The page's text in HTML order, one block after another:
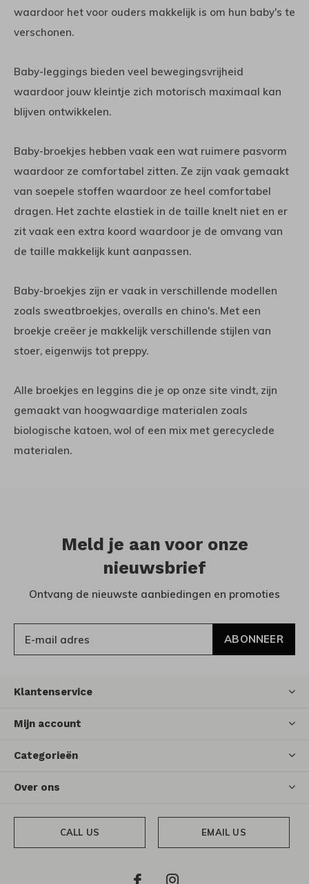
waardoor het voor ouders makkelijk is om hun baby's te
verschonen.
Baby-leggings bieden veel bewegingsvrijheid
waardoor jouw kleintje zich motorisch maximaal kan
blijven ontwikkelen.
Baby-broekjes hebben vaak een wat ruimere pasvorm
waardoor ze comfortabel zitten. Ze zijn vaak gemaakt
van soepele stoffen waardoor ze heel comfortabel
dragen. Het zachte elastiek in de taille knelt niet en er
zit vaak een extra koord waardoor je de omvang van
de taille makkelijk kunt aanpassen.
Baby-broekjes zijn er vaak in verschillende modellen
zoals sweatbroekjes, overalls en chino's. Met een
broekje creëer je makkelijk verschillende stijlen van
stoer, eigenwijs tot preppy.
Alle broekjes en leggins die je op onze site vindt, zijn
gemaakt van hoogwaardige materialen zoals
biologische katoen, wol of een mix met gerecyclede
materialen.
Meld je aan voor onze
nieuwsbrief
Ontvang de nieuwste aanbiedingen en promoties
ABONNEER
Klantenservice
Mijn account
Categorieën
Over ons
CALL US EMAIL US